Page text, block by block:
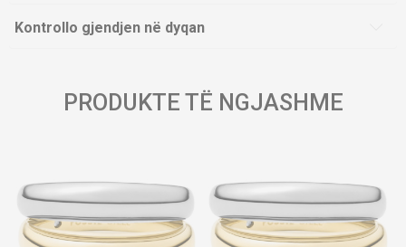
Kontrollo gjendjen në dyqan
PRODUKTE TË NGJASHME